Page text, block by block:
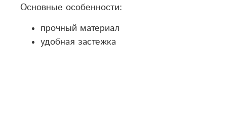
Основные особенности:
прочный материал
удобная застежка